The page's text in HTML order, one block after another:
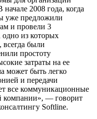
2008 года, когда
уже предложили
и провели 3
одно из которых
были
простоту
затраты на ее
может быть легко
и передачи
все коммуникационные
компании», — говорит
Softline.